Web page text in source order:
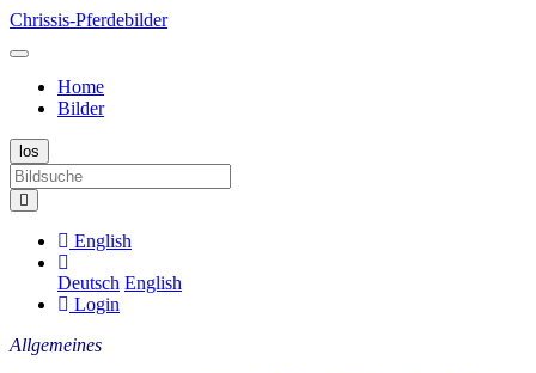
Chrissis-Pferdebilder
Home
Bilder
English
Deutsch English
Login
Allgemeines